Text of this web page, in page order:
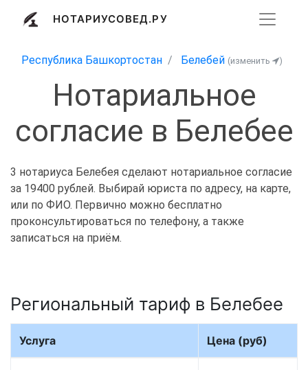
НОТАРИУСОВЕД.РУ
Республика Башкортостан Белебей (изменить )
Нотариальное
согласие в Белебее
3 нотариуса Белебея сделают нотариальное согласие
за 19400 рублей. Выбирай юриста по адресу, на карте,
или по ФИО. Первично можно бесплатно
проконсультироваться по телефону, а также
записаться на приём.
Региональный тариф в Белебее
Услуга Цена (руб)